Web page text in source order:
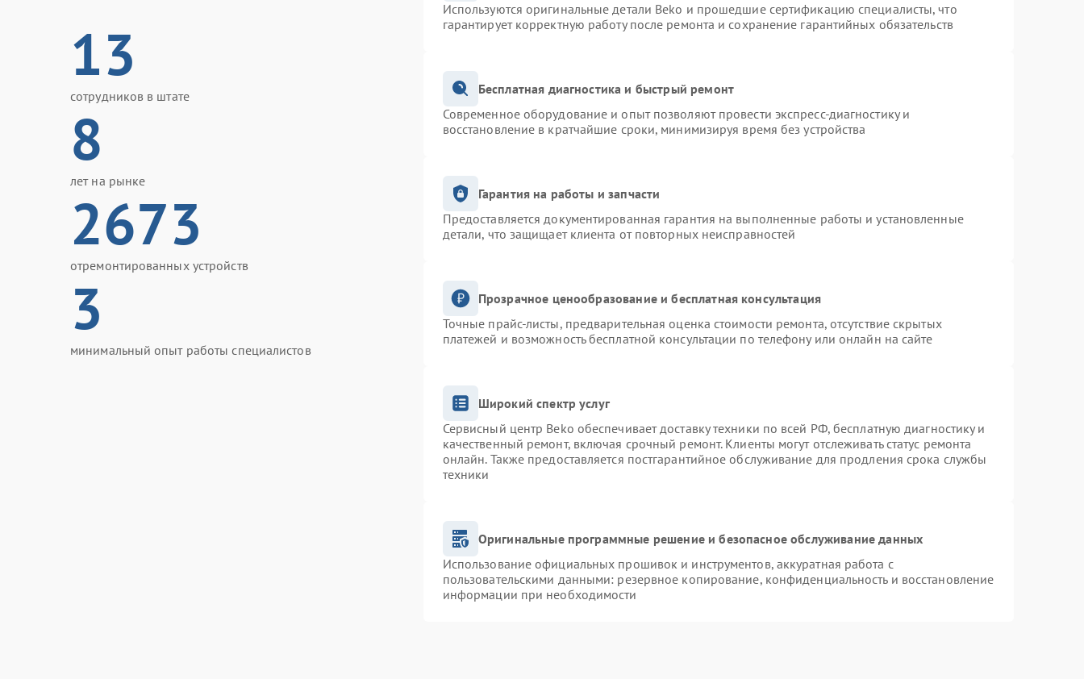
13
сотрудников в штате
8
лет на рынке
2673
отремонтированных устройств
3
минимальный опыт работы специалистов
Используются оригинальные детали Beko и прошедшие сертификацию специалисты, что
гарантирует корректную работу после ремонта и сохранение гарантийных обязательств
Бесплатная диагностика и быстрый ремонт
Современное оборудование и опыт позволяют провести экспресс-диагностику и
восстановление в кратчайшие сроки, минимизируя время без устройства
Гарантия на работы и запчасти
Предоставляется документированная гарантия на выполненные работы и установленные
детали, что защищает клиента от повторных неисправностей
Прозрачное ценообразование и бесплатная консультация
Точные прайс-листы, предварительная оценка стоимости ремонта, отсутствие скрытых
платежей и возможность бесплатной консультации по телефону или онлайн на сайте
Широкий спектр услуг
Сервисный центр Beko обеспечивает доставку техники по всей РФ, бесплатную диагностику и
качественный ремонт, включая срочный ремонт. Клиенты могут отслеживать статус ремонта
онлайн. Также предоставляется постгарантийное обслуживание для продления срока службы
техники
Оригинальные программные решение и безопасное обслуживание данных
Использование официальных прошивок и инструментов, аккуратная работа с
пользовательскими данными: резервное копирование, конфиденциальность и восстановление
информации при необходимости